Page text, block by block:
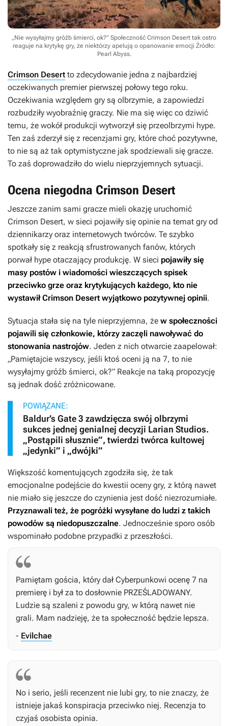
„Nie wysyłajmy gróźb śmierci, ok?” Społeczność Crimson Desert tak ostro
reaguje na krytykę gry, że niektórzy apelują o opanowanie emocji Źródło:
Pearl Abyss.
Crimson Desert to zdecydowanie jedna z najbardziej
oczekiwanych premier pierwszej połowy tego roku.
Oczekiwania względem gry są olbrzymie, a zapowiedzi
rozbudziły wyobraźnię graczy. Nie ma się więc co dziwić
temu, że wokół produkcji wytworzył się przeolbrzymi hype.
Ten zaś zderzył się z recenzjami gry, które choć pozytywne,
to nie są aż tak optymistyczne jak spodziewali się gracze.
To zaś doprowadziło do wielu nieprzyjemnych sytuacji.
Ocena niegodna Crimson Desert
Jeszcze zanim sami gracze mieli okazję uruchomić
Crimson Desert, w sieci pojawiły się opinie na temat gry od
dziennikarzy oraz internetowych twórców. Te szybko
spotkały się z reakcją sfrustrowanych fanów, których
porwał hype otaczający produkcję. W sieci pojawiły się
masy postów i wiadomości wieszczących spisek
przeciwko grze oraz krytykujących każdego, kto nie
wystawiłCrimson Desert wyjątkowo pozytywnej opinii.
Sytuacja stała się na tyle nieprzyjemna, że w społeczności
pojawili się członkowie, którzy zaczęli nawoływać do
stonowania nastrojów. Jeden z nich otwarcie zaapelował:
„Pamiętajcie wszyscy, jeśli ktoś oceni ją na 7, to nie
wysyłajmy gróźb śmierci, ok?” Reakcje na taką propozycję
są jednak dość zróżnicowane.
POWIĄZANE:
Baldur’s Gate 3 zawdzięcza swój olbrzymi
sukces jednej genialnej decyzji Larian Studios.
„Postąpili słusznie”, twierdzi twórca kultowej
„jedynki” i „dwójki”
Większość komentujących zgodziła się, że tak
emocjonalne podejście do kwestii oceny gry, z którą nawet
nie miało się jeszcze do czynienia jest dość niezrozumiałe.
Przyznawali też, że pogróżki wysyłane do ludzi z takich
powodów są niedopuszczalne. Jednocześnie sporo osób
wspominało podobne przypadki z przeszłości.
Pamiętam gościa, który dał Cyberpunkowi ocenę 7 na
premierę i był za to dosłownie PRZEŚLADOWANY.
Ludzie są szaleni z powodu gry, w którą nawet nie
grali. Mam nadzieję, że ta społeczność będzie lepsza.
- Evilchae
No i serio, jeśli recenzent nie lubi gry, to nie znaczy, że
istnieje jakaś konspiracja przeciwko niej. Recenzja to
czyjaś osobista opinia.